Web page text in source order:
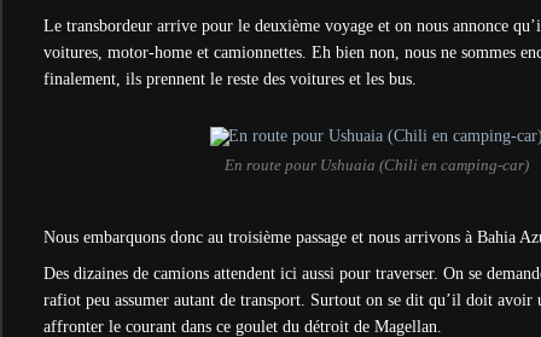
Le transbordeur arrive pour le deuxième voyage et on nous annonce
voitures, motor-home et camionnettes. Eh bien non, nous ne sommes
finalement, ils prennent le reste des voitures et les bus.
En route pour Ushuaia (Chili en camping-car)
Nous embarquons donc au troisième passage et nous arrivons à Bahia
Des dizaines de camions attendent ici aussi pour traverser. On se
rafiot peu assumer autant de transport. Surtout on se dit qu’il doit avoir
affronter le courant dans ce goulet du détroit de Magellan.